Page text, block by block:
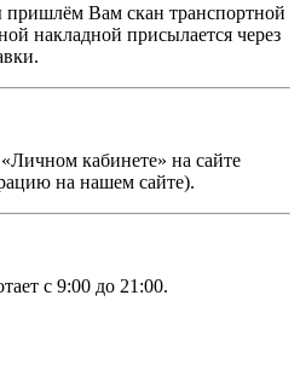
Вам скан транспортной
накладной присылается через
кабинете» на сайте
на нашем сайте).
с 9:00 до 21:00.